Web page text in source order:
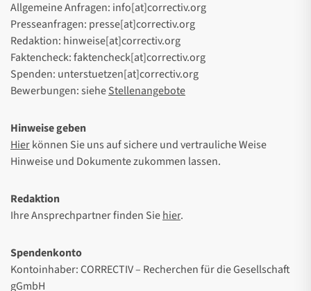
Allgemeine Anfragen: info[at]correctiv.org
Presseanfragen: presse[at]correctiv.org
Redaktion: hinweise[at]correctiv.org
Faktencheck: faktencheck[at]correctiv.org
Spenden: unterstuetzen[at]correctiv.org
Bewerbungen: sieheStellenangebote
Hinweise geben
Hierkönnen Sie uns auf sichere und vertrauliche Weise
Hinweise und Dokumente zukommen lassen.
Redaktion
Ihre Ansprechpartner finden Siehier.
Spendenkonto
Kontoinhaber: CORRECTIV – Recherchen für die Gesellschaft
gGmbH